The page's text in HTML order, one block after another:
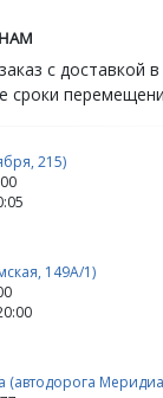
с доставкой
сроки
215)
149А/1)
(автодорога